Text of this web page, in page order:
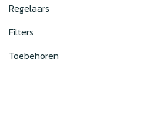
Regelaars
Filters
Toebehoren